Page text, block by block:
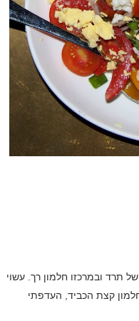
תרד ובמרכזו חלמון רך. עשוי
קצת הכביד, העדפתי